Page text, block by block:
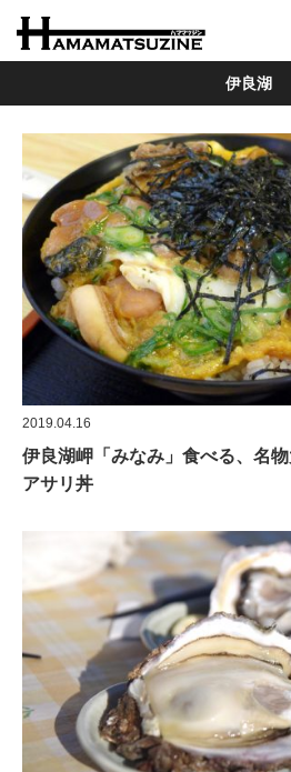
伊良湖
2019.04.16
伊良湖岬「みなみ」食べる、名
アサリ丼